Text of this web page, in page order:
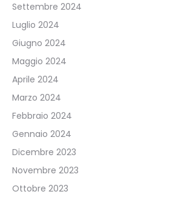
Settembre 2024
Luglio 2024
Giugno 2024
Maggio 2024
Aprile 2024
Marzo 2024
Febbraio 2024
Gennaio 2024
Dicembre 2023
Novembre 2023
Ottobre 2023